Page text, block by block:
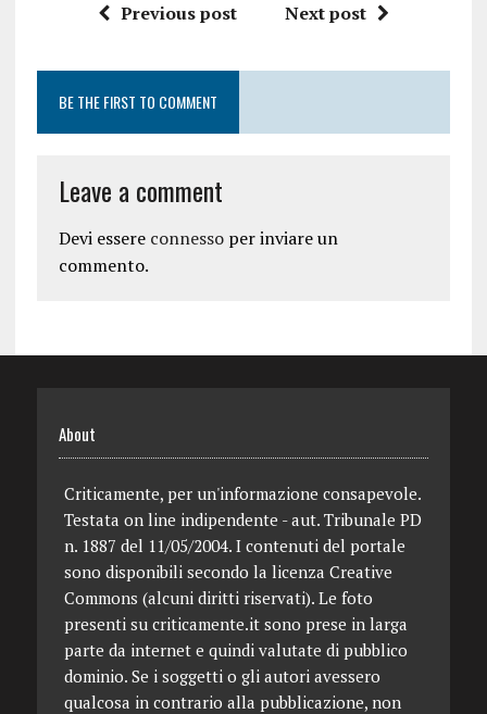
Previous post Next post
BE THE FIRST TO COMMENT
Leave a comment
Devi essere connessoper inviare un
commento.
About
Criticamente, per un'informazione consapevole.
Testata on line indipendente - aut. Tribunale PD
n. 1887 del 11/05/2004. I contenuti del portale
sono disponibili secondo la licenza Creative
Commons (alcuni diritti riservati). Le foto
presenti su criticamente.it sono prese in larga
parte da internet e quindi valutate di pubblico
dominio. Se i soggetti o gli autori avessero
qualcosa in contrario alla pubblicazione, non